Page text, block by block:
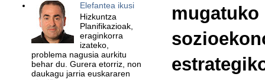
Elefantea ikusi
Hizkuntza
Planifikazioak,
eraginkorra
izateko,
problema nagusia aurkitu
behar du. Gurera etorriz, non
daukagu jarria euskararen